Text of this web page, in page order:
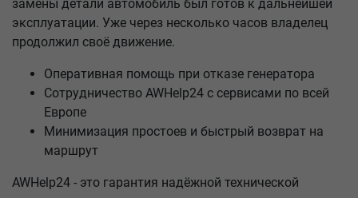
замены детали автомобиль был готов к дальнейшей
эксплуатации. Уже через несколько часов владелец
продолжил своё движение.
Оперативная помощь при отказе генератора
Сотрудничество AWHelp24 с сервисами по всей
Европе
Минимизация простоев и быстрый возврат на
маршрут
AWHelp24 - это гарантия надёжной технической